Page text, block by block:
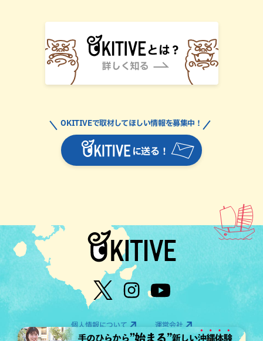
に送る！
OKITIVEで取材してほしい情報を募集中！
個人情報について 運営会社